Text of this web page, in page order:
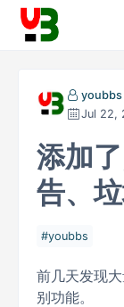
youbbs
Jul 22,
添加
告、
youbbs
前几天发现
别功能。